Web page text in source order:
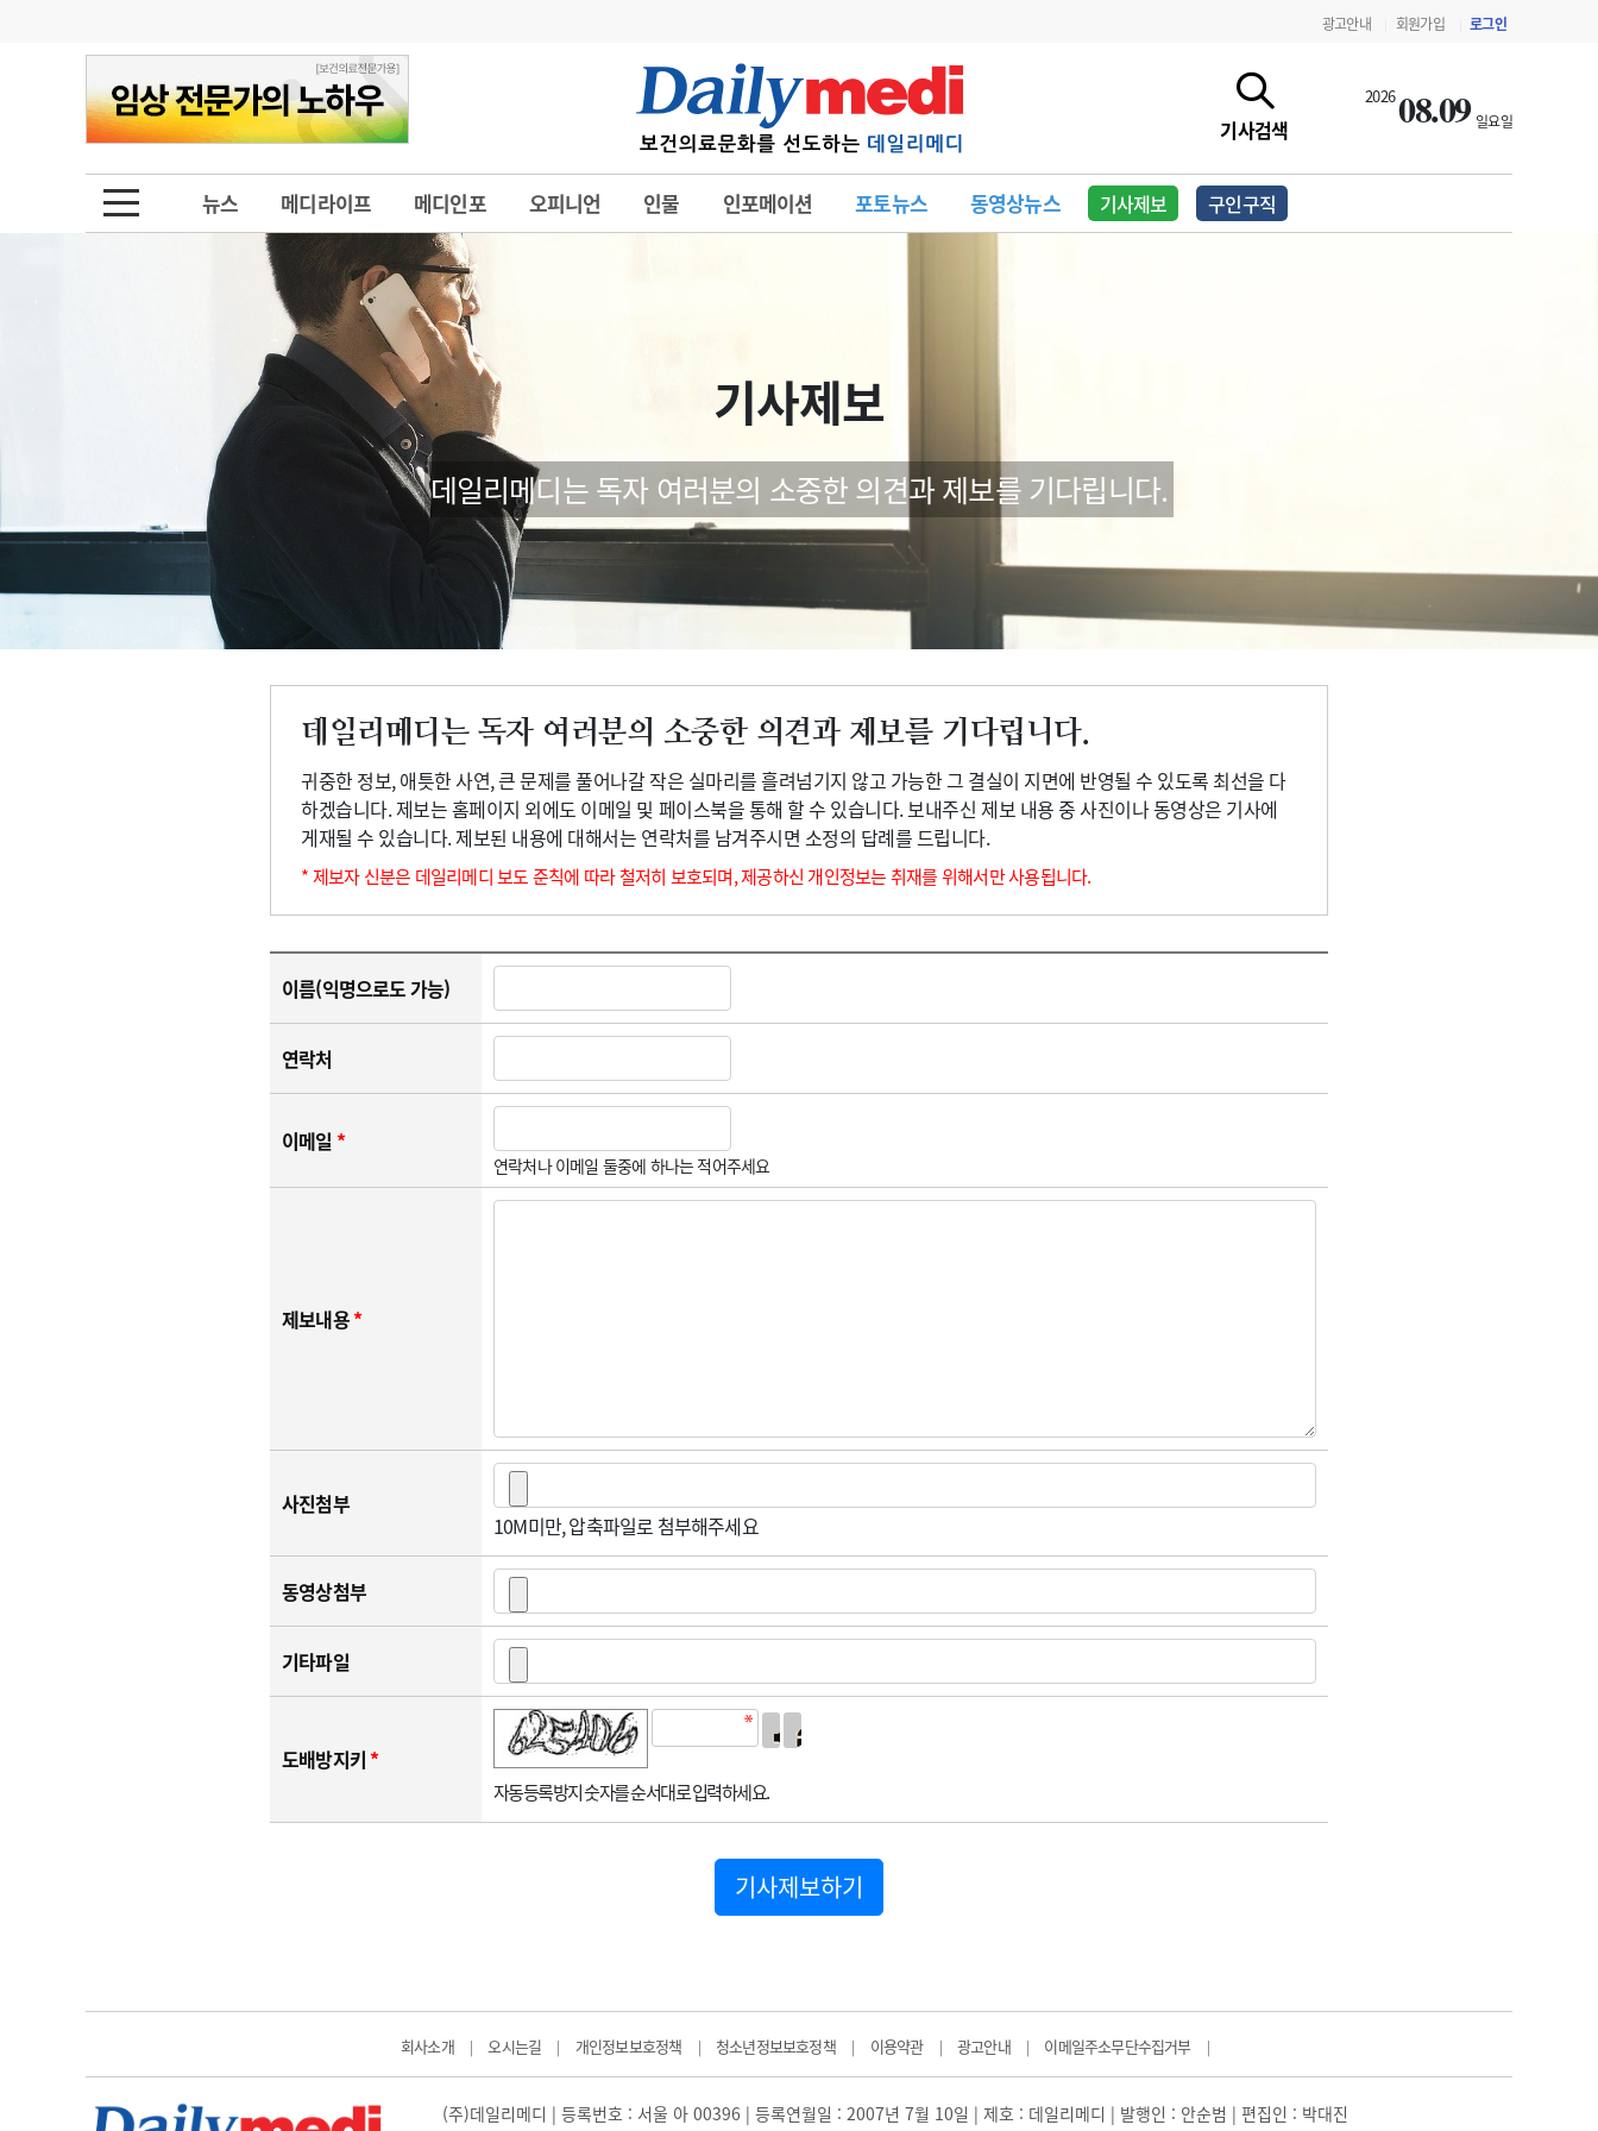
광고안내 회원가입 로그인
기사검색
202608.09 일요일
뉴스 메디라이프 메디인포 오피니언 인물 인포메이션 포토뉴스 동영상뉴스 기사제보 구인구직
금주의 검색어
1
의사인력 수급 추계
2
성분명 처방
3
AI의료
4
전공의 모집 결과
의사국시 합격률
6
관리급여 실시
의과대학 입시
10 약가인하
인사 사고
오피니언 칼럼 수첩
인물 초대석 피플
포토뉴스
지역병원 중소병원
행정처분 판례
학회·연수강좌 학회/연수강좌 행사
법적고지
기사제보
데일리메디는 독자 여러분의 소중한 의견과 제보를 기다립니다.
데일리메디는 독자 여러분의 소중한 의견과 제보를 기다립니다.
귀중한 정보, 애틋한 사연, 큰 문제를 풀어나갈 작은 실마리를 흘려넘기지 않고 가능한 그 결실이 지면에 반영될 수 있도록 최선을 다
하겠습니다. 제보는 홈페이지 외에도 이메일 및 페이스북을 통해 할 수 있습니다. 보내주신 제보 내용 중 사진이나 동영상은 기사에
게재될 수 있습니다. 제보된 내용에 대해서는 연락처를 남겨주시면 소정의 답례를 드립니다.
* 제보자 신분은 데일리메디 보도 준칙에 따라 철저히 보호되며, 제공하신 개인정보는 취재를 위해서만 사용됩니다.
이름(익명으로도 가능)
연락처
이메일 *
연락처나 이메일 둘중에 하나는 적어주세요
제보내용*
사진첨부
10M미만, 압축파일로 첨부해주세요
동영상첨부
기타파일
도배방지키 *
자동등록방지 숫자를 순서대로 입력하세요.
기사제보하기
회사소개 | 오시는길 | 개인정보보호정책 | 청소년정보보호정책 | 이용약관 | 광고안내 | 이메일주소무단수집거부 |
(주)데일리메디 | 등록번호 : 서울 아 00396 | 등록연월일 : 2007년 7월 10일 | 제호 : 데일리메디 | 발행인 : 안순범 | 편집인 : 박대진